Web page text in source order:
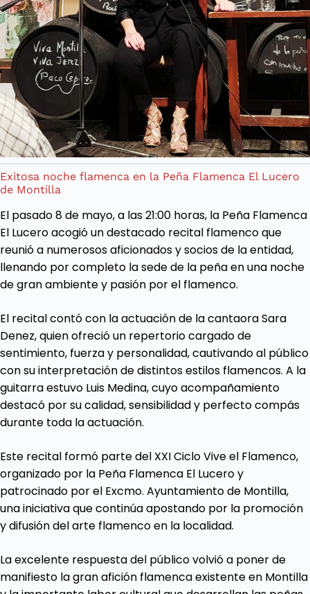
Exitosa noche flamenca en la Peña Flamenca El Lucero
de Montilla
El pasado 8 de mayo, a las 21:00 horas, la Peña Flamenca
El Lucero acogió un destacado recital flamenco que
reunió a numerosos aficionados y socios de la entidad,
llenando por completo la sede de la peña en una noche
de gran ambiente y pasión por el flamenco.
El recital contó con la actuación de la cantaora Sara
Denez, quien ofreció un repertorio cargado de
sentimiento, fuerza y personalidad, cautivando al público
con su interpretación de distintos estilos flamencos. A la
guitarra estuvo Luis Medina, cuyo acompañamiento
destacó por su calidad, sensibilidad y perfecto compás
durante toda la actuación.
Este recital formó parte del XXI Ciclo Vive el Flamenco,
organizado por la Peña Flamenca El Lucero y
patrocinado por el Excmo. Ayuntamiento de Montilla,
una iniciativa que continúa apostando por la promoción
y difusión del arte flamenco en la localidad.
La excelente respuesta del público volvió a poner de
manifiesto la gran afición flamenca existente en Montilla